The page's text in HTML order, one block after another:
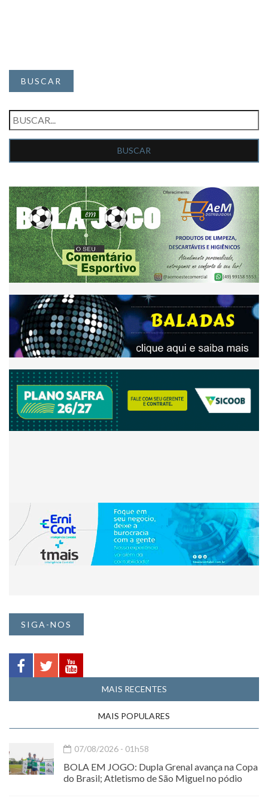
BUSCAR
SIGA-NOS
MAIS RECENTES
MAIS POPULARES
07/08/2026 - 01h58
BOLA EM JOGO: Dupla Grenal avança na Copa
do Brasil; Atletismo de São Miguel no pódio